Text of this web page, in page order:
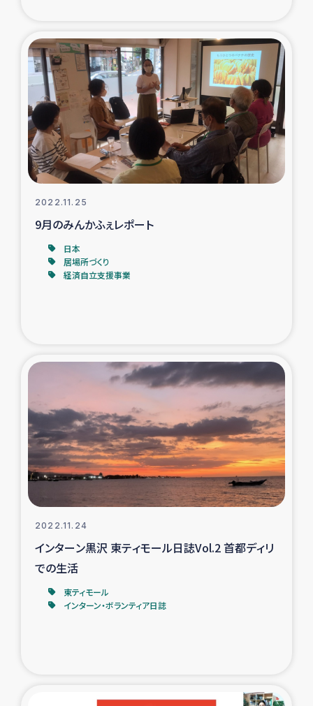
石巻市街地在宅被災者支援
復興応援隊の活動
仮設住宅生活支援・農業復興支援
漁業復興支援
インターン・ボランティア日誌
ガザ地区における羊の畜産支援
ガザ地区での公園の緑化を通じた支援事業
ガザ地区における被災住民への緊急支援
ガザ地区酪農を通した女性グループの生計支援
フェアトレード事業
食べる
2022.11.25
9月のみんかふぇレポート
日本
居場所づくり
経済自立支援事業
2022.11.24
インターン黒沢 東ティモール日誌Vol.2 首都ディリ
での生活
東ティモール
インターン・ボランティア日誌